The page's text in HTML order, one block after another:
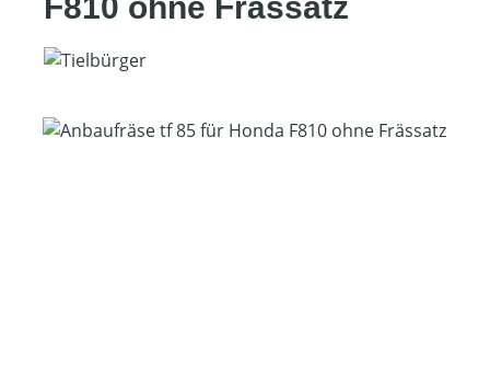
Bildergalerie überspringen